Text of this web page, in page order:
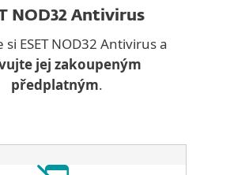
NOD32 Antivirus
ESET NOD32 Antivirus a
jej zakoupeným
předplatným.